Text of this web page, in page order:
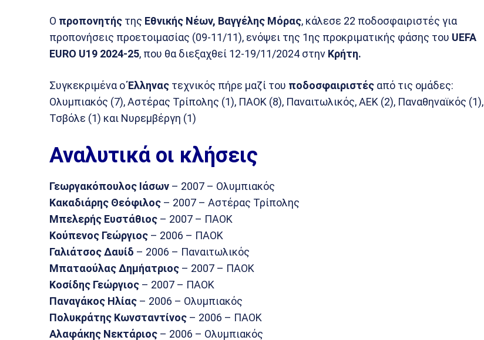
Ο προπονητής της Εθνικής Νέων, Βαγγέλης Μόρας, κάλεσε 22 ποδοσφαιριστές για
προπονήσεις προετοιμασίας (09-11/11), ενόψει της 1ης προκριματικής φάσης του UEFA
EURO U19 2024-25, που θα διεξαχθεί 12-19/11/2024 στην Κρήτη.
Συγκεκριμένα οΈλληνας τεχνικός πήρε μαζί του ποδοσφαιριστές από τις ομάδες:
Ολυμπιακός (7), Αστέρας Τρίπολης (1), ΠΑΟΚ (8), Παναιτωλικός, ΑΕΚ (2), Παναθηναϊκός (1),
Τσβόλε (1) και Νυρεμβέργη (1)
Αναλυτικά οι κλήσεις
Γεωργακόπουλος Ιάσων – 2007 – Ολυμπιακός
Κακαδιάρης Θεόφιλος – 2007 – Αστέρας Τρίπολης
Μπελερής Ευστάθιος – 2007 – ΠΑΟΚ
Κούπενος Γεώργιος – 2006 – ΠΑΟΚ
Γαλιάτσος Δαυίδ – 2006 – Παναιτωλικός
Μπαταούλας Δημήατριος – 2007 – ΠΑΟΚ
Κοσίδης Γεώργιος – 2007 – ΠΑΟΚ
Παναγάκος Ηλίας – 2006 – Ολυμπιακός
Πολυκράτης Κωνσταντίνος – 2006 – ΠΑΟΚ
Αλαφάκης Νεκτάριος – 2006 – Ολυμπιακός